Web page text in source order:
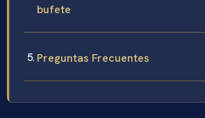
bufete
Preguntas Frecuentes